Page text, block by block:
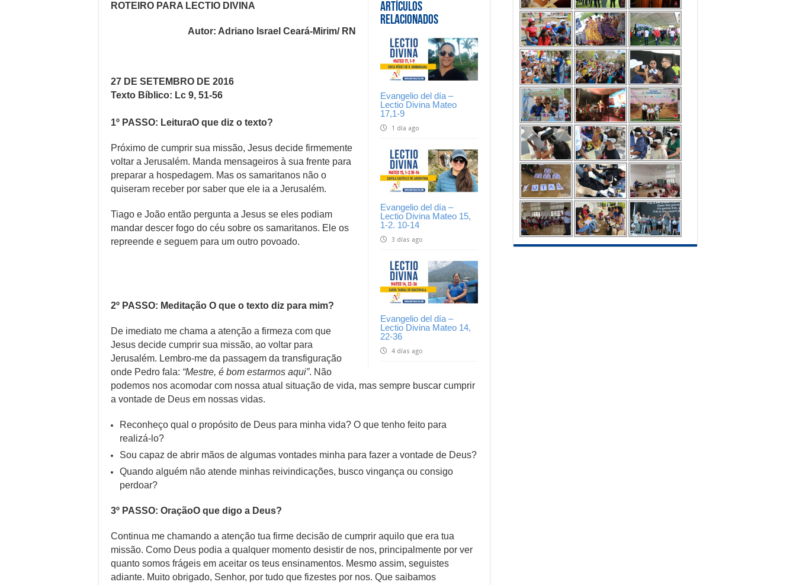
Artículos
Relacionados
Evangelio del día –
Lectio Divina Mateo
17,1-9
1 día ago
Evangelio del día –
Lectio Divina Mateo 15,
1-2. 10-14
3 días ago
Evangelio del día –
Lectio Divina Mateo 14,
22-36
4 días ago
ROTEIRO PARA LECTIO DIVINA
Autor: Adriano Israel Ceará-Mirim/ RN
27 DE SETEMBRO DE 2016
Texto Bíblico: Lc 9, 51-56
1º PASSO: LeituraO que diz o texto?
Próximo de cumprir sua missão, Jesus decide firmemente
voltar a Jerusalém. Manda mensageiros à sua frente para
preparar a hospedagem. Mas os samaritanos não o
quiseram receber por saber que ele ia a Jerusalém.
Tiago e João então pergunta a Jesus se eles podiam
mandar descer fogo do céu sobre os samaritanos. Ele os
repreende e seguem para um outro povoado.
2º PASSO: Meditação O que o texto diz para mim?
De imediato me chama a atenção a firmeza com que
Jesus decide cumprir sua missão, ao voltar para
Jerusalém. Lembro-me da passagem da transfiguração
onde Pedro fala: “Mestre, é bom estarmos aqui”. Não
podemos nos acomodar com nossa atual situação de vida, mas sempre buscar cumprir
a vontade de Deus em nossas vidas.
Reconheço qual o propósito de Deus para minha vida? O que tenho feito para
realizá-lo?
Sou capaz de abrir mãos de algumas vontades minha para fazer a vontade de Deus?
Quando alguém não atende minhas reivindicações, busco vingança ou consigo
perdoar?
3º PASSO: OraçãoO que digo a Deus?
Continua me chamando a atenção tua firme decisão de cumprir aquilo que era tua
missão. Como Deus podia a qualquer momento desistir de nos, principalmente por ver
quanto somos frágeis em aceitar os teus ensinamentos. Mesmo assim, seguistes
adiante. Muito obrigado, Senhor, por tudo que fizestes por nos. Que saibamos